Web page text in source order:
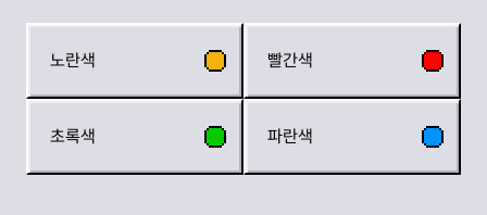
노란색 빨간색
초록색 파란색
자동차 느낌표
화살표